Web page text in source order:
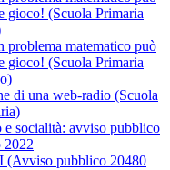
gioco! (Scuola Primaria
problema matematico può
gioco! (Scuola Primaria
di una web-radio (Scuola
socialità: avviso pubblico
2022
pubblico 20480